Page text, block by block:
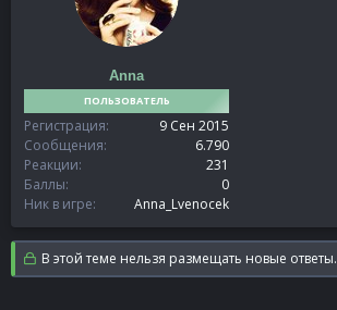
Anna
ПОЛЬЗОВАТЕЛЬ
Регистрация
9 Сен 2015
Сообщения
6.790
Реакции
231
Баллы
0
Ник в игре
Anna_Lvenocek
В этой теме нельзя размещать новые ответы.